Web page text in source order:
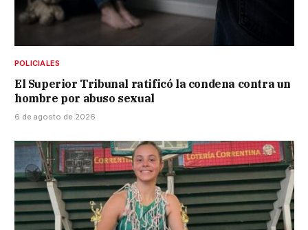
POLICIALES
El Superior Tribunal ratificó la condena contra un
hombre por abuso sexual
6 de agosto de 2026